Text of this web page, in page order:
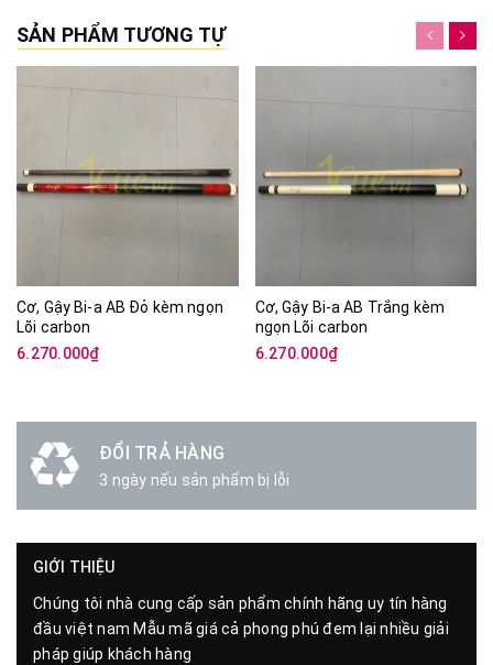
SẢN PHẨM TƯƠNG TỰ
Cơ, Gậy Bi-a AB Đỏ kèm ngọn
Lõi carbon
6.270.000₫
Cơ, Gậy Bi-a AB Trắng kèm
ngọn Lõi carbon
6.270.000₫
ĐỔI TRẢ HÀNG
3 ngày nếu sản phẩm bị lỗi
GIỚI THIỆU
Chúng tôi nhà cung cấp sản phẩm chính hãng uy tín hàng
đầu việt nam Mẫu mã giá cả phong phú đem lại nhiều giải
pháp giúp khách hàng